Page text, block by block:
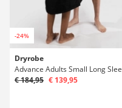
-24%
Dryrobe
€ 184,95 € 139,95